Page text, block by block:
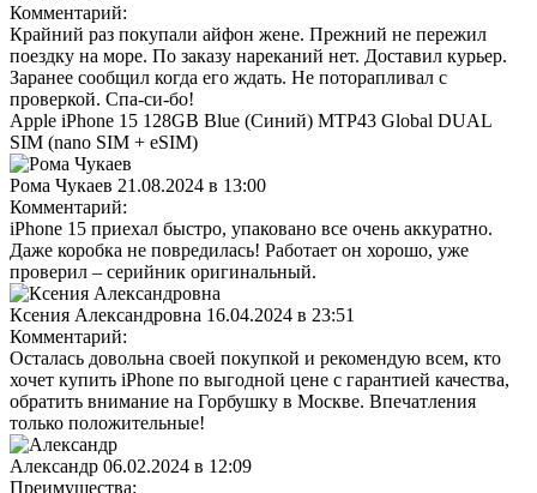
Комментарий:
Крайний раз покупали айфон жене. Прежний не пережил
поездку на море. По заказу нареканий нет. Доставил курьер.
Заранее сообщил когда его ждать. Не поторапливал с
проверкой. Спа-си-бо!
Apple iPhone 15 128GB Blue (Синий) MTP43 Global DUAL
SIM (nano SIM + eSIM)
Рома Чукаев 21.08.2024 в 13:00
Комментарий:
iPhone 15 приехал быстро, упаковано все очень аккуратно.
Даже коробка не повредилась! Работает он хорошо, уже
проверил – серийник оригинальный.
Ксения Александровна 16.04.2024 в 23:51
Комментарий:
Осталась довольна своей покупкой и рекомендую всем, кто
хочет купить iPhone по выгодной цене с гарантией качества,
обратить внимание на Горбушку в Москве. Впечатления
только положительные!
Александр 06.02.2024 в 12:09
Преимущества: